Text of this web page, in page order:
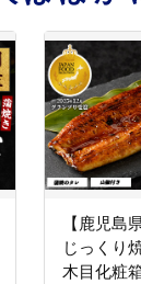
【鹿児島
じっくり
木目化粧